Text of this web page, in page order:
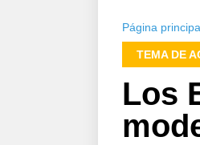
Página
TEMA DE
Los